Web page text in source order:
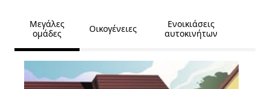
Μεγάλες
ομάδες
Οικογένειες
Ενοικιάσεις
αυτοκινήτων